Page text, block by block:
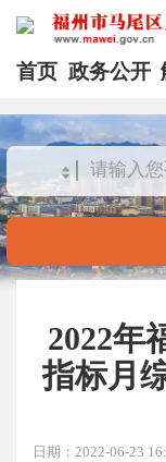
首页 政务公开
2022年
指标月
日期：2022-06-23